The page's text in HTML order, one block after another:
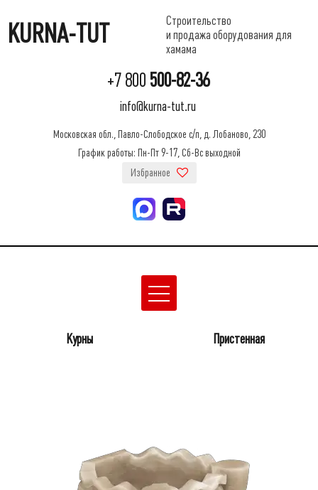
KURNA-TUT
Строительство
и продажа оборудования для
хамама
+7 800 500-82-36
info@kurna-tut.ru
Московская обл., Павло-Слободское с/п, д. Лобаново, 230
График работы: Пн-Пт 9-17, Сб-Вс выходной
Избранное
Курны Пристенная